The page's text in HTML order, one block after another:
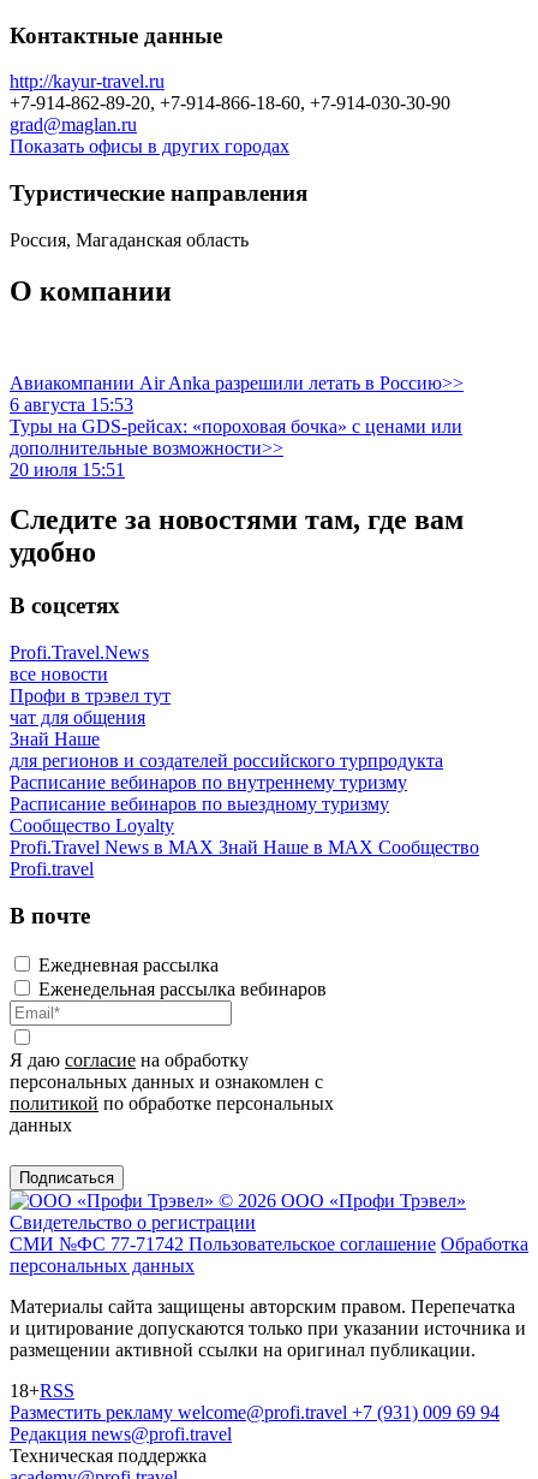
Контактные данные
http://kayur-travel.ru
+7-914-862-89-20, +7-914-866-18-60, +7-914-030-30-90
grad@maglan.ru
Показать офисы в других городах
Туристическиe направления
Россия, Магаданская область
О компании
Авиакомпании Air Anka разрешили летать в Россию>>
6 августа 15:53
Туры на GDS-рейсах: «пороховая бочка» с ценами или
дополнительные возможности>>
20 июля 15:51
Следите за новостями там, где вам
удобно
В соцсетях
Profi.Travel.News
все новости
Профи в трэвел тут
чат для общения
Знай Наше
для регионов и создателей российского турпродукта
Расписание вебинаров по внутреннему туризму
Расписание вебинаров по выездному туризму
Сообщество Loyalty
Profi.Travel News в MAX Знай Наше в MAX Сообщество
Profi.travel
В почте
Ежедневная рассылка
Еженедельная рассылка вебинаров
Я даю согласие на обработку
персональных данных и ознакомлен с
политикой по обработке персональных
данных
Подписаться
© 2026 ООО «Профи Трэвeл»
Свидетельство о регистрации
СМИ №ФС 77-71742 Пользовательское соглашение Обработка
персональных данных
Материалы сайта защищены авторским правом. Перепечатка
и цитирование допускаются только при указании источника и
размещении активной ссылки на оригинал публикации.
18+RSS
Разместить рекламу welcome@profi.travel +7 (931) 009 69 94
Редакция news@profi.travel
Техническая поддержка